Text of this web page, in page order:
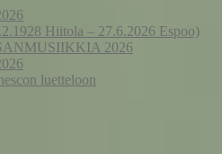
Hiitola – 27.6.2026 Espoo)
2026
luetteloon